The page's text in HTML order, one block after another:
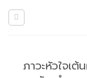
ภาวะหัวใจเ